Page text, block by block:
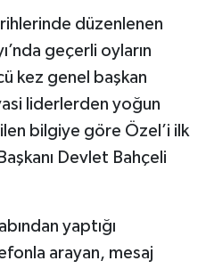
düzenlenen
geçerli oyların
kez genel başkan
liderlerden yoğun
bilgiye göre Özel’i ilk
Devlet Bahçeli
yaptığı
arayan, mesaj